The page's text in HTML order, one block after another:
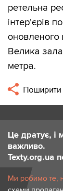
ретельна
інтер'єрів
оновленого
Велика
метра.
Поширити
Це дратує, і
важливо.
Texty.org.ua
Ми робимо те,